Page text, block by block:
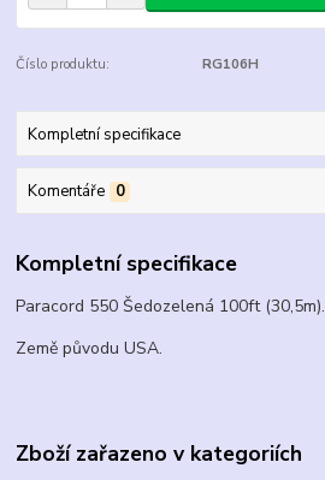
Číslo produktu: RG106H
Kompletní specifikace
Komentáře 0
Kompletní specifikace
Paracord 550 Šedozelená 100ft (30,5m).
Země původu USA.
Zboží zařazeno v kategoriích